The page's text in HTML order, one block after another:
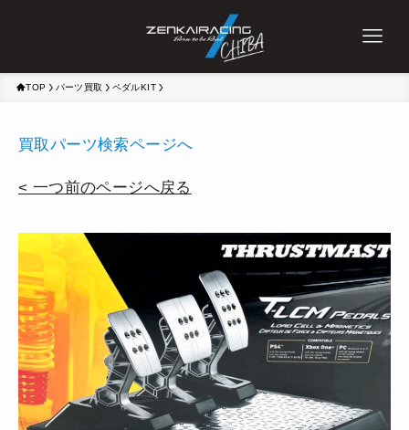
TOP パーツ買取 ペダルKIT
買取パーツ検索ページへ
< 一つ前のページへ戻る